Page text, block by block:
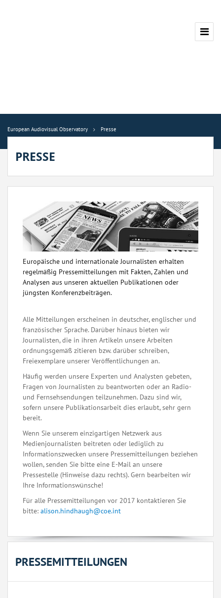
European Audiovisual Observatory Presse
PRESSE
Europäische und internationale Journalisten erhalten
regelmäßig Pressemitteilungen mit Fakten, Zahlen und
Analysen aus unseren aktuellen Publikationen oder
jüngsten Konferenzbeiträgen.
Alle Mitteilungen erscheinen in deutscher, englischer und
französischer Sprache. Darüber hinaus bieten wir
Journalisten, die in ihren Artikeln unsere Arbeiten
ordnungsgemäß zitieren bzw. darüber schreiben,
Freiexemplare unserer Veröffentlichungen an.
Häufig werden unsere Experten und Analysten gebeten,
Fragen von Journalisten zu beantworten oder an Radio-
und Fernsehsendungen teilzunehmen. Dazu sind wir,
sofern unsere Publikationsarbeit dies erlaubt, sehr gern
bereit.
Wenn Sie unserem einzigartigen Netzwerk aus
Medienjournalisten beitreten oder lediglich zu
Informationszwecken unsere Pressemitteilungen beziehen
wollen, senden Sie bitte eine E-Mail an unsere
Pressestelle (Hinweise dazu rechts). Gern bearbeiten wir
Ihre Informationswünsche!
Für alle Pressemitteilungen vor 2017 kontaktieren Sie
bitte: alison.hindhaugh@coe.int
PRESSEMITTEILUNGEN